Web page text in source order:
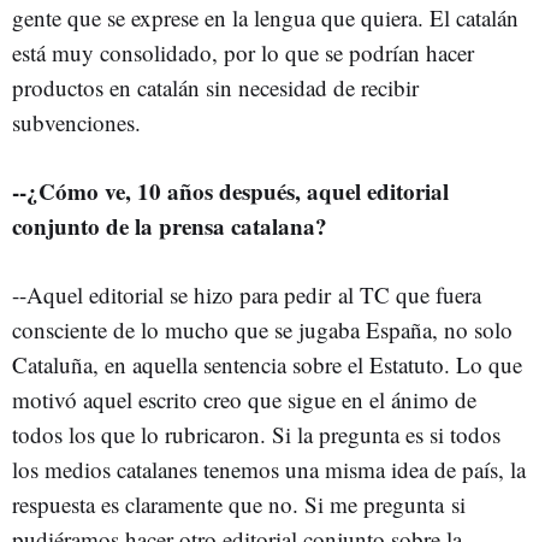
gente que se exprese en la lengua que quiera. El catalán
está muy consolidado, por lo que se podrían hacer
productos en catalán sin necesidad de recibir
subvenciones.
--¿Cómo ve, 10 años después, aquel editorial
conjunto de la prensa catalana?
--Aquel editorial se hizo para pedir al TC que fuera
consciente de lo mucho que se jugaba España, no solo
Cataluña, en aquella sentencia sobre el Estatuto. Lo que
motivó aquel escrito creo que sigue en el ánimo de
todos los que lo rubricaron. Si la pregunta es si todos
los medios catalanes tenemos una misma idea de país, la
respuesta es claramente que no. Si me pregunta si